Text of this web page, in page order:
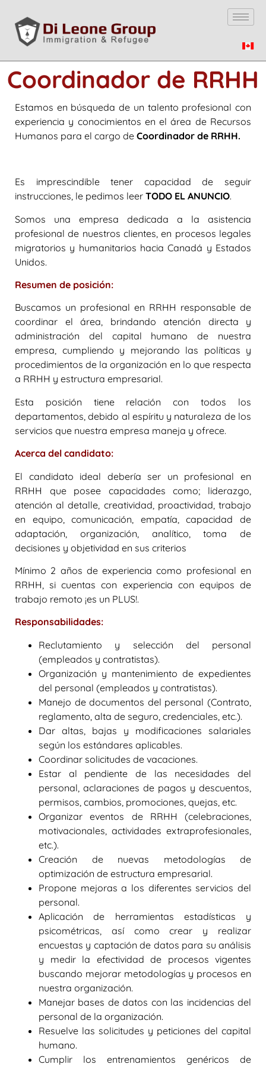
Coordinador de RRHH
Estamos en búsqueda de un talento profesional con
experiencia y conocimientos en el área de Recursos
Humanos para el cargo de Coordinador de RRHH.
Es imprescindible tener capacidad de seguir
instrucciones, le pedimos leer TODO EL ANUNCIO.
Somos una empresa dedicada a la asistencia
profesional de nuestros clientes, en procesos legales
migratorios y humanitarios hacia Canadá y Estados
Unidos.
Resumen de posición:
Buscamos un profesional en RRHH responsable de
coordinar el área, brindando atención directa y
administración del capital humano de nuestra
empresa, cumpliendo y mejorando las políticas y
procedimientos de la organización en lo que respecta
a RRHH y estructura empresarial.
Esta posición tiene relación con todos los
departamentos, debido al espíritu y naturaleza de los
servicios que nuestra empresa maneja y ofrece.
Acerca del candidato:
El candidato ideal debería ser un profesional en
RRHH que posee capacidades como; liderazgo,
atención al detalle, creatividad, proactividad, trabajo
en equipo, comunicación, empatía, capacidad de
adaptación, organización, analítico, toma de
decisiones y objetividad en sus criterios
Mínimo 2 años de experiencia como profesional en
RRHH, si cuentas con experiencia con equipos de
trabajo remoto ¡es un PLUS!.
Responsabilidades:
Reclutamiento y selección del personal
(empleados y contratistas).
Organización y mantenimiento de expedientes
del personal (empleados y contratistas).
Manejo de documentos del personal (Contrato,
reglamento, alta de seguro, credenciales, etc.).
Dar altas, bajas y modificaciones salariales
según los estándares aplicables.
Coordinar solicitudes de vacaciones.
Estar al pendiente de las necesidades del
personal, aclaraciones de pagos y descuentos,
permisos, cambios, promociones, quejas, etc.
Organizar eventos de RRHH (celebraciones,
motivacionales, actividades extraprofesionales,
etc.).
Creación de nuevas metodologías de
optimización de estructura empresarial.
Propone mejoras a los diferentes servicios del
personal.
Aplicación de herramientas estadísticas y
psicométricas, así como crear y realizar
encuestas y captación de datos para su análisis
y medir la efectividad de procesos vigentes
buscando mejorar metodologías y procesos en
nuestra organización.
Manejar bases de datos con las incidencias del
personal de la organización.
Resuelve las solicitudes y peticiones del capital
humano.
Cumplir los entrenamientos genéricos de